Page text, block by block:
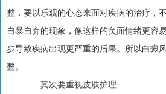
整，要以乐观的心态来面对疾病的治疗，
自暴自弃的现象，像这样的负面情绪更容
步导致疾病出现更严重的后果。所以白癜
整。
其次要重视皮肤护理